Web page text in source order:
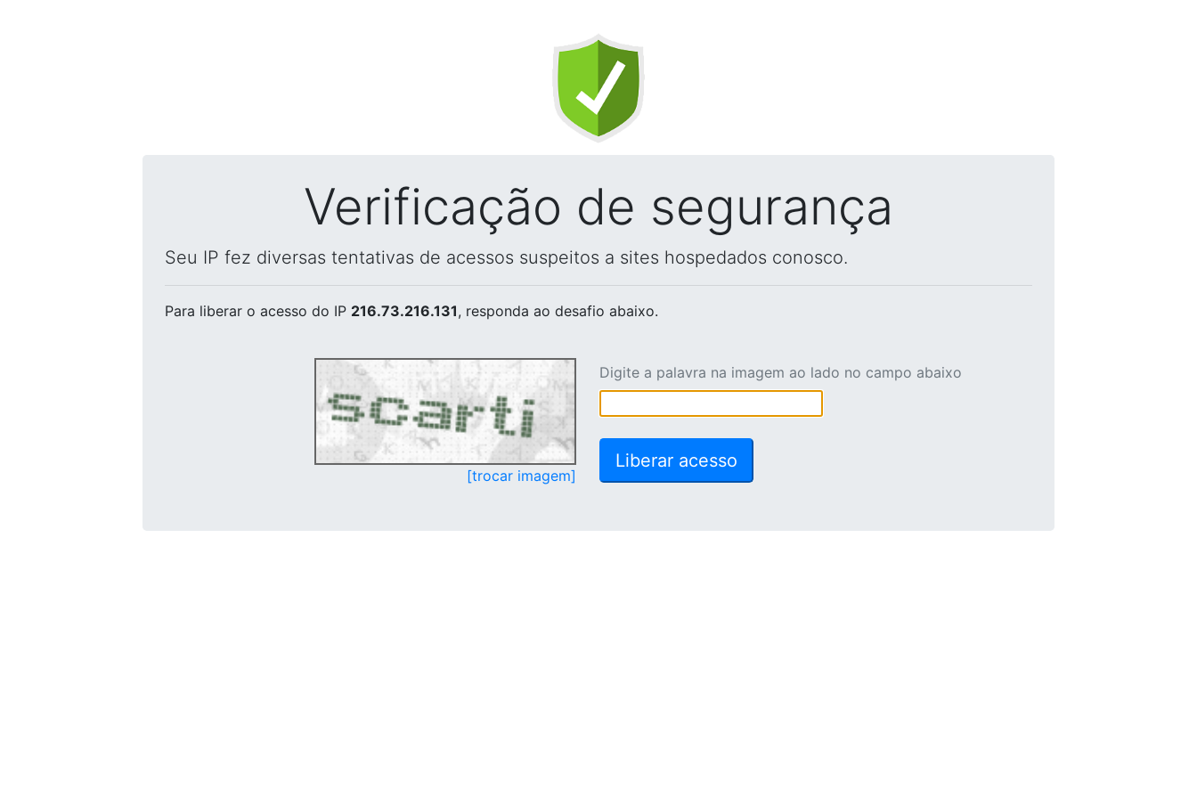
Verificação de segurança
Seu IP fez diversas tentativas de acessos suspeitos a sites hospedados conosco.
Para liberar o acesso do IP 216.73.216.131, responda ao desafio abaixo.
[trocar imagem]
Digite a palavra na imagem ao lado no campo abaixo